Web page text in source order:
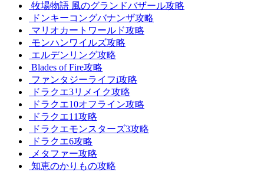
牧場物語 風のグランドバザール攻略
ドンキーコングバナンザ攻略
マリオカートワールド攻略
モンハンワイルズ攻略
エルデンリング攻略
Blades of Fire攻略
ファンタジーライフi攻略
ドラクエ3リメイク攻略
ドラクエ10オフライン攻略
ドラクエ11攻略
ドラクエモンスターズ3攻略
ドラクエ6攻略
メタファー攻略
知恵のかりもの攻略